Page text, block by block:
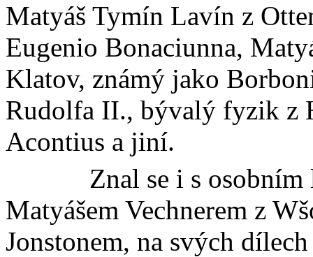
Matyáš Tymín Lavín z
Eugenio Bonaciunna,
Klatov, známý jako
Rudolfa II., bývalý fyzik z
Acontius a jiní.
Znal se i s
Matyášem Vechnerem z
Jonstonem, na svých